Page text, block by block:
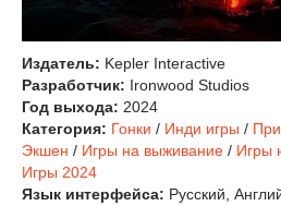
Издатель: Kepler Interactive
Разработчик: Ironwood Studios
Год выхода: 2024
Категория: Гонки / Инди игры /
Экшен / Игры на выживание / Игры
Игры 2024
Язык интерфейса: Русский,